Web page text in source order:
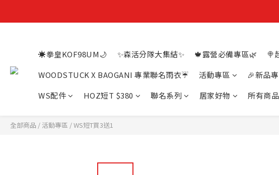
買4件
☀️拳皇KOF98UM🌙 ✨森活分隊大集結✨ 🍁露營必備專區🌿 🍭
WOODSTUCK X BAOGANI 專業聯名雨衣☔
活動專區 🎉新品
WS配件
HOZ短T $380 聯名系列 居家好物 所有商品
全部商品 / 活動專區 /WS短T買3送1